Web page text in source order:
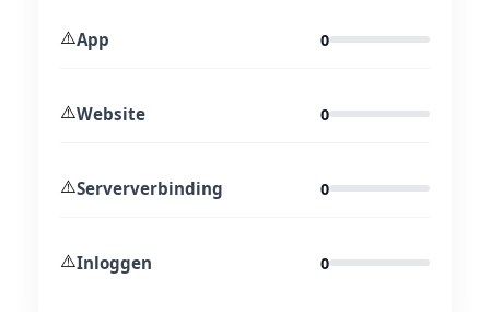
⚠️App 0
⚠️Website 0
⚠️Serververbinding 0
⚠️Inloggen 0